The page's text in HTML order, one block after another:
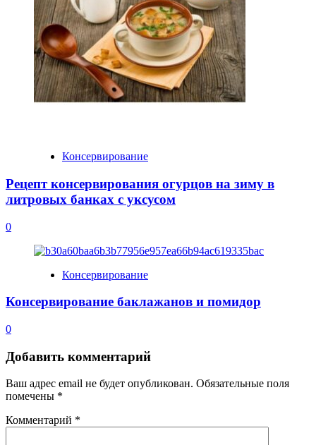
Консервирование
Рецепт консервирования огурцов на зиму в
литровых банках с уксусом
0
Консервирование
Консервирование баклажанов и помидор
0
Добавить комментарий
Ваш адрес email не будет опубликован. Обязательные поля
помечены *
Комментарий *